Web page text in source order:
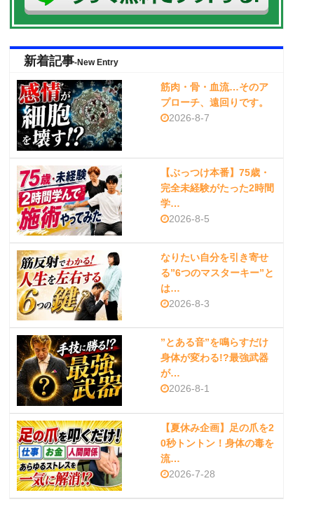
新着記事-New Entry
筋肉・骨・血流…そのア
プローチ、遠回りです。
2026-8-7
【ぶっつけ本番】75歳・
完全未経験がたった2時間
学…
2026-8-5
なりたい自分を引き寄せ
る”6つのマスターキー”と
は…
2026-8-3
”とある音”を鳴らすだけ
身体が変わる!?最強武器
が…
2026-8-1
【夏休み企画】足の爪を2
0秒トントン！身体の毒を
流…
2026-7-28